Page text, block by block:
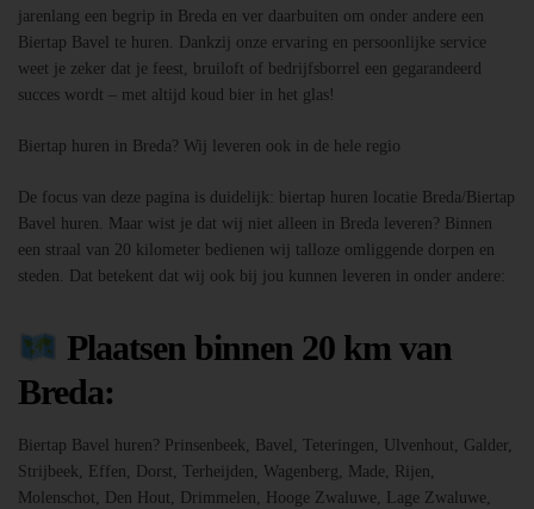
jarenlang een begrip in Breda en ver daarbuiten om onder andere een
Biertap Bavel te huren. Dankzij onze ervaring en persoonlijke service
weet je zeker dat je feest, bruiloft of bedrijfsborrel een gegarandeerd
succes wordt – met altijd koud bier in het glas!
Biertap huren in Breda? Wij leveren ook in de hele regio
De focus van deze pagina is duidelijk: biertap huren locatie Breda/Biertap
Bavel huren. Maar wist je dat wij niet alleen in Breda leveren? Binnen
een straal van 20 kilometer bedienen wij talloze omliggende dorpen en
steden. Dat betekent dat wij ook bij jou kunnen leveren in onder andere:
Plaatsen binnen 20 km van
Breda:
Biertap Bavel huren? Prinsenbeek, Bavel, Teteringen, Ulvenhout, Galder,
Strijbeek, Effen, Dorst, Terheijden, Wagenberg, Made, Rijen,
Molenschot, Den Hout, Drimmelen, Hooge Zwaluwe, Lage Zwaluwe,